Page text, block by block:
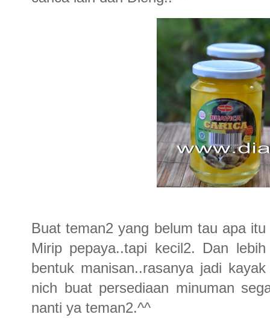
Buat teman2 yang belum tau apa
Mirip pepaya..tapi kecil2. Dan
bentuk manisan..rasanya jadi
nich buat persediaan minuman
nanti ya teman2.^^